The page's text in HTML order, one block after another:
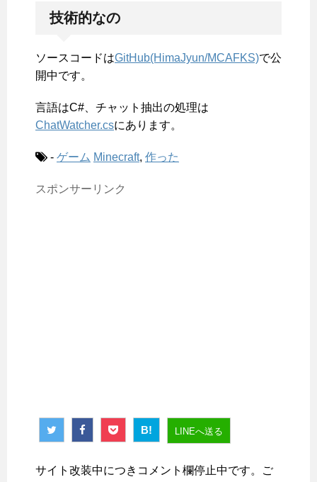
技術的なの
ソースコードはGitHub(HimaJyun/MCAFKS)で公
開中です。
言語はC#、チャット抽出の処理は
ChatWatcher.csにあります。
- ゲーム Minecraft, 作った
スポンサーリンク
B! LINEへ送る
サイト改装中につきコメント欄停止中です。ご